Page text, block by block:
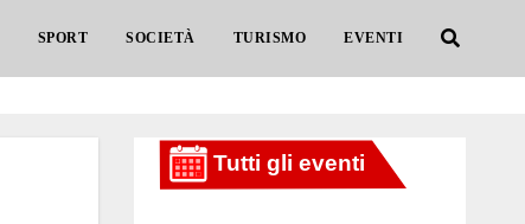
SPORT SOCIETÀ TURISMO EVENTI